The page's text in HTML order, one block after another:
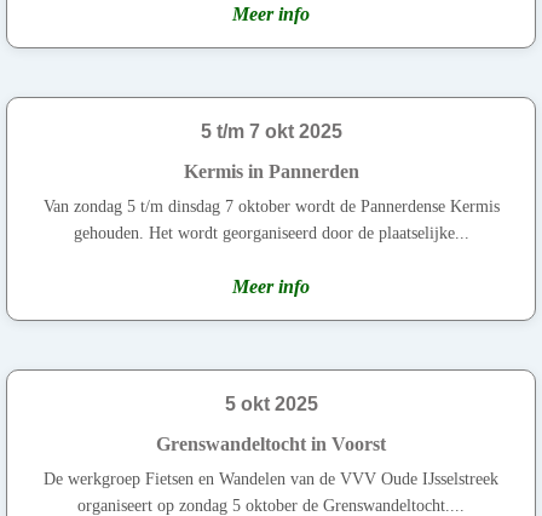
Meer info
5 t/m 7 okt 2025
Kermis in Pannerden
Van zondag 5 t/m dinsdag 7 oktober wordt de Pannerdense Kermis
gehouden. Het wordt georganiseerd door de plaatselijke...
Meer info
5 okt 2025
Grenswandeltocht in Voorst
De werkgroep Fietsen en Wandelen van de VVV Oude IJsselstreek
organiseert op zondag 5 oktober de Grenswandeltocht....